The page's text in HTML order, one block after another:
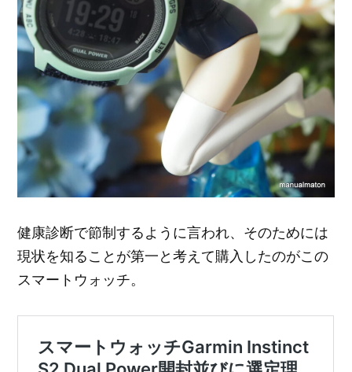
健康診断で節制するように言われ、そのためには
現状を知ることが第一と考えて購入したのがこの
スマートウォッチ。